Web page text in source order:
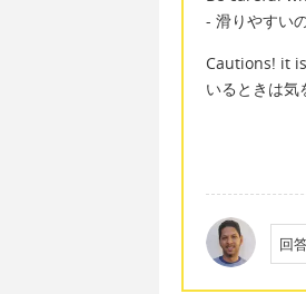
- 滑りやすい
Cautions! it
いるときは気
回